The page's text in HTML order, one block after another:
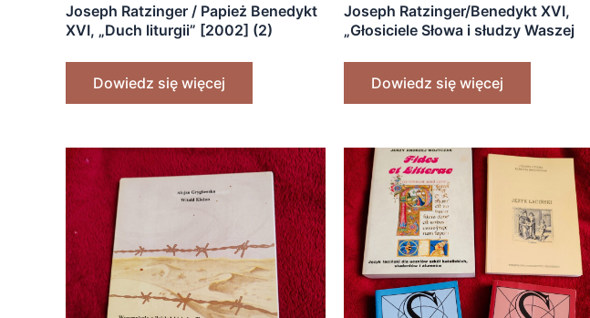
Joseph Ratzinger / Papież Benedykt
XVI, „Duch liturgii” [2002] (2)
Dowiedz się więcej
Joseph Ratzinger/Benedykt XVI,
„Głosiciele Słowa i słudzy Waszej
sakramentu święceń” [2012]
Dowiedz się więcej